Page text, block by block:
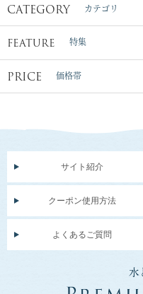
CATEGORY カテゴリ
FEATURE 特集
PRICE 価格帯
サイト紹介
クーポン使用方法
よくあるご質問